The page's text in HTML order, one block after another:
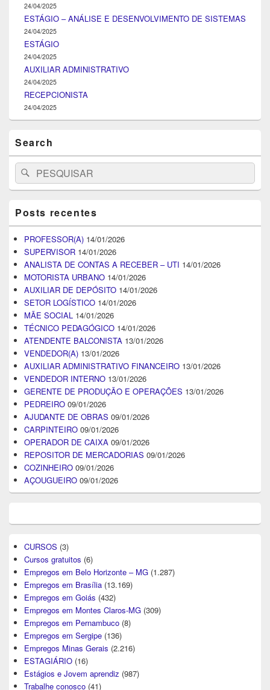
24/04/2025
ESTÁGIO – ANÁLISE E DESENVOLVIMENTO DE SISTEMAS
24/04/2025
ESTÁGIO
24/04/2025
AUXILIAR ADMINISTRATIVO
24/04/2025
RECEPCIONISTA
24/04/2025
Search
Search
for:
Pesquisar
Posts recentes
PROFESSOR(A) 14/01/2026
SUPERVISOR 14/01/2026
ANALISTA DE CONTAS A RECEBER – UTI 14/01/2026
MOTORISTA URBANO 14/01/2026
AUXILIAR DE DEPÓSITO 14/01/2026
SETOR LOGÍSTICO 14/01/2026
MÃE SOCIAL 14/01/2026
TÉCNICO PEDAGÓGICO 14/01/2026
ATENDENTE BALCONISTA 13/01/2026
VENDEDOR(A) 13/01/2026
AUXILIAR ADMINISTRATIVO FINANCEIRO 13/01/2026
VENDEDOR INTERNO 13/01/2026
GERENTE DE PRODUÇÃO E OPERAÇÕES 13/01/2026
PEDREIRO 09/01/2026
AJUDANTE DE OBRAS 09/01/2026
CARPINTEIRO 09/01/2026
OPERADOR DE CAIXA 09/01/2026
REPOSITOR DE MERCADORIAS 09/01/2026
COZINHEIRO 09/01/2026
AÇOUGUEIRO 09/01/2026
CURSOS (3)
Cursos gratuitos (6)
Empregos em Belo Horizonte – MG (1.287)
Empregos em Brasília (13.169)
Empregos em Goiás (432)
Empregos em Montes Claros-MG (309)
Empregos em Pernambuco (8)
Empregos em Sergipe (136)
Empregos Minas Gerais (2.216)
ESTAGIÁRIO (16)
Estágios e Jovem aprendiz (987)
Trabalhe conosco (41)